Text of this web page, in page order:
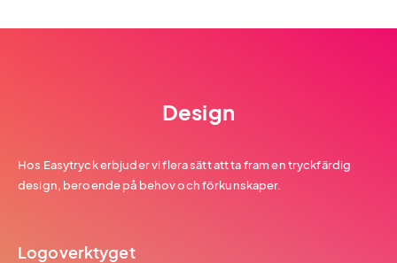
Design
Hos Easytryck erbjuder vi flera sätt att ta fram en tryckfärdig
design, beroende på behov och förkunskaper.
Logoverktyget